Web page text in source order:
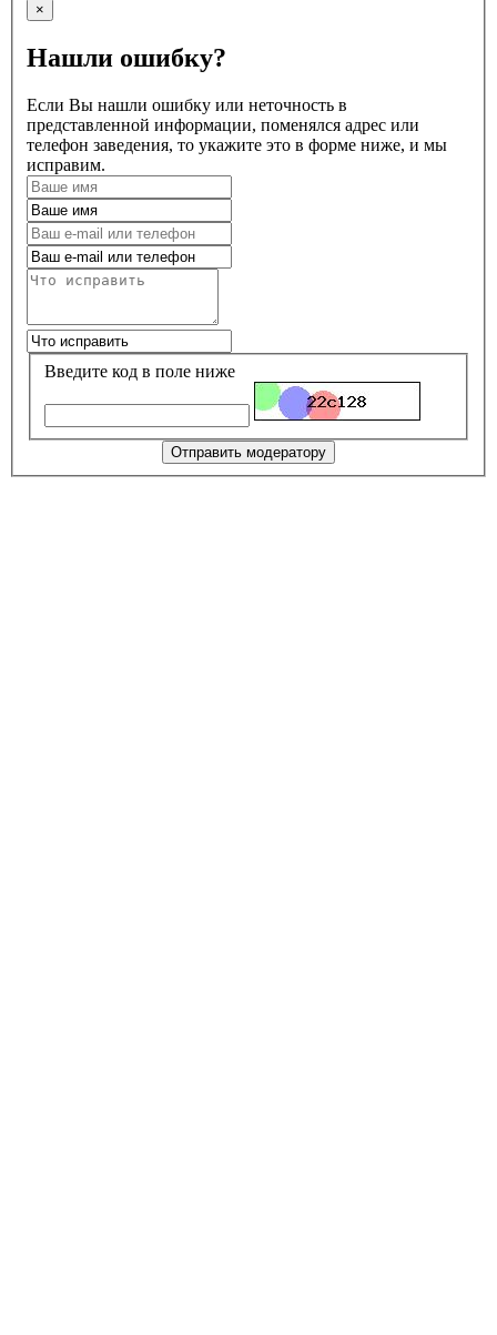
×
Нашли ошибку?
Если Вы нашли ошибку или неточность в
представленной информации, поменялся адрес или
телефон заведения, то укажите это в форме ниже, и мы
исправим.
Введите код в поле ниже
Отправить модератору